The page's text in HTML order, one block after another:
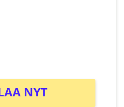
NYT